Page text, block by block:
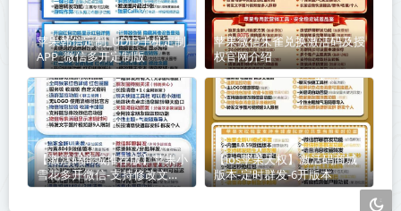
苹果韩信定制_UDID手机定制
APP_微信多开定制版
苹果微信朱雀兑换激活码及授
权官网介绍
【激活码商城推荐版】苹果小
雪花多开微信-支持修改文字
修改内容
【ios苹果天权】激活码商城
版本-定时群发-6开版本